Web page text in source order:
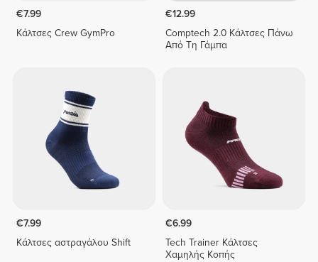
€7.99
Κάλτσες Crew GymPro
€12.99
Comptech 2.0 Κάλτσες Πάνω
Από Τη Γάμπα
€7.99
Κάλτσες αστραγάλου Shift
€6.99
Tech Trainer Κάλτσες
Χαμηλής Κοπής